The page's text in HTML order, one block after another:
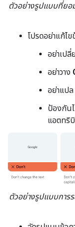
ตัวอย่างรูปแบบที่ยอ
โปรดอย่าแก้ไข
อย่าเป
อย่าวาง
อย่าแปล
ป้องกันไ
แอตทริ
ตัวอย่างรูปแบบการ